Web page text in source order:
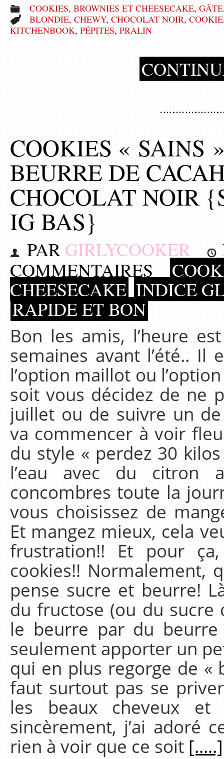
COOKIES, BROWNIES ET CHEESECAKE,
BLONDIE, CHEWY, CHOCOLAT NOIR, COOKIE
KITCHENBOOK, PÉPITES, PRALIN
COOKIES « SAINS
BEURRE DE
CHOCOLAT NOIR
IG BAS}
PAR GIRLYCOOKER
COMMENTAIRES
CHEESECAKE INDICE
RAPIDE ET BON
Bon les amis, l’heure
semaines avant l’été.. Il
l’option maillot ou
soit vous décidez de ne
juillet ou de suivre un de
va commencer à voir
du style « perdez 30
l’eau avec du citron
concombres toute la
vous choisissez de
Et mangez mieux, cela
frustration!! Et pour
cookies!! Normalement,
pense sucre et beurre!
du fructose (ou du sucre
le beurre par du
seulement apporter un
qui en plus regorge de «
faut surtout pas se
les beaux cheveux et
sincèrement, j’ai adoré
rien à voir que ce soit [.....]